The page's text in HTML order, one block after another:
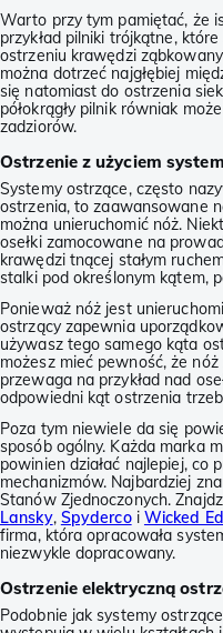
Warto przy tym pamiętać, że
przykład pilniki trójkątne,
ostrzeniu krawędzi
można dotrzeć najgłębiej
się natomiast do ostrzenia
półokrągły pilnik równiak
zadziorów.
Ostrzenie z użyciem
Systemy ostrzące, często
ostrzenia, to zaawansowane
można unieruchomić nóż.
osełki zamocowane na
krawędzi tnącej stałym
stalki pod określonym kątem,
Ponieważ nóż jest
ostrzący zapewnia
używasz tego samego kąta
możesz mieć pewność, że
przewaga na przykład nad
odpowiedni kąt ostrzenia
Poza tym niewiele da się
sposób ogólny. Każda marka
powinien działać najlepiej,
mechanizmów. Najbardziej
Stanów Zjednoczonych.
Lansky, Spydercoi Wicked
firma, która opracowała
niezwykle dopracowany.
Ostrzenie elektryczną
Podobnie jak systemy